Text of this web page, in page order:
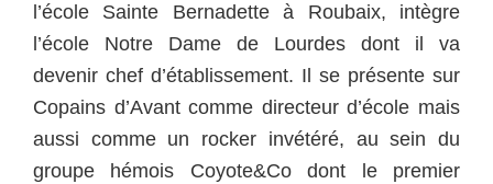
l’école Sainte Bernadette à Roubaix, intègre
l’école Notre Dame de Lourdes dont il va
devenir chef d’établissement. Il se présente sur
Copains d’Avant comme directeur d’école mais
aussi comme un rocker invétéré, au sein du
groupe hémois Coyote&Co dont le premier